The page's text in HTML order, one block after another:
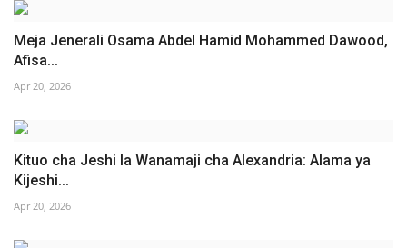
Meja Jenerali Osama Abdel Hamid Mohammed Dawood,
Afisa...
Apr 20, 2026
Kituo cha Jeshi la Wanamaji cha Alexandria: Alama ya
Kijeshi...
Apr 20, 2026